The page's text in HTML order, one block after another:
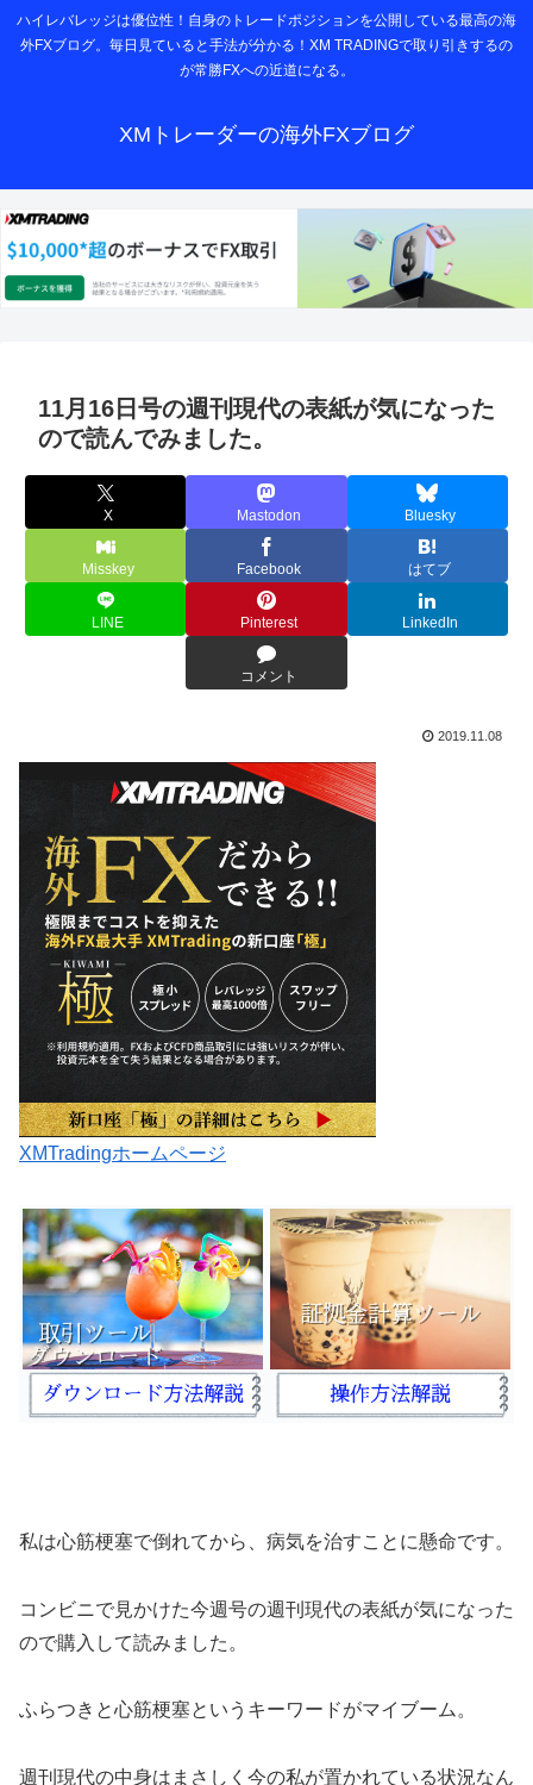
ハイレバレッジは優位性！自身のトレードポジションを公開している最高の海
外FXブログ。毎日見ていると手法が分かる！XM TRADINGで取り引きするの
が常勝FXへの近道になる。
XMトレーダーの海外FXブログ
11月16日号の週刊現代の表紙が気になった
ので読んでみました。
X Mastodon Bluesky
Misskey Facebook はてブ
LINE Pinterest LinkedIn
コメント
2019.11.08
XMTradingホームページ
私は心筋梗塞で倒れてから、病気を治すことに懸命です。
コンビニで見かけた今週号の週刊現代の表紙が気になった
ので購入して読みました。
ふらつきと心筋梗塞というキーワードがマイブーム。
週刊現代の中身はまさしく今の私が置かれている状況なん